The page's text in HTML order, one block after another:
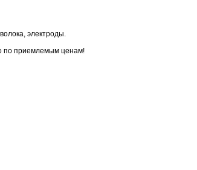
электроды.
по приемлемым ценам!